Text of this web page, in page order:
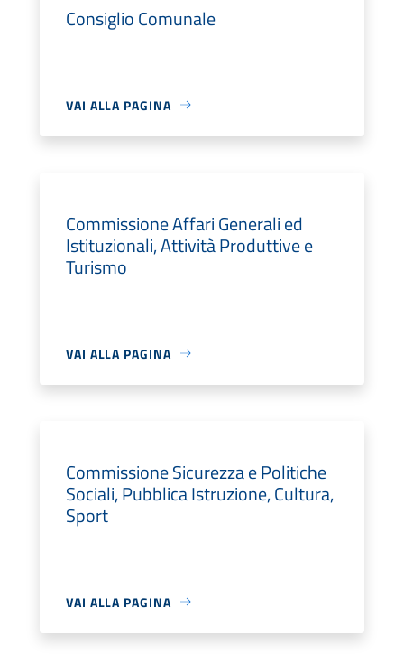
Consiglio Comunale
VAI ALLA PAGINA
Commissione Affari Generali ed
Istituzionali, Attività Produttive e
Turismo
VAI ALLA PAGINA
Commissione Sicurezza e Politiche
Sociali, Pubblica Istruzione, Cultura,
Sport
VAI ALLA PAGINA